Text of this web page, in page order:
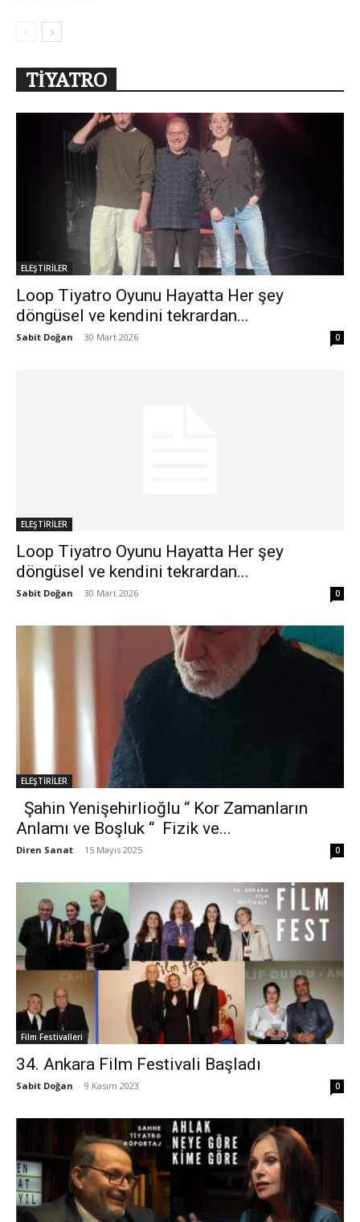
TİYATRO
ELEŞTİRİLER
Loop Tiyatro Oyunu Hayatta Her şey
döngüsel ve kendini tekrardan...
Sabit Doğan - 30 Mart 2026 0
ELEŞTİRİLER
Loop Tiyatro Oyunu Hayatta Her şey
döngüsel ve kendini tekrardan...
Sabit Doğan - 30 Mart 2026 0
ELEŞTİRİLER
Şahin Yenişehirlioğlu “ Kor Zamanların
Anlamı ve Boşluk “ Fizik ve...
Diren Sanat - 15 Mayıs 2025 0
Film Festivalleri
34. Ankara Film Festivali Başladı
Sabit Doğan - 9 Kasım 2023 0